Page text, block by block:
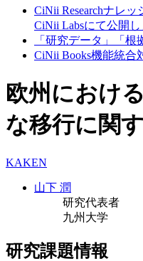
CiNii Researchナレ
CiNii Labsにて公開し
「研究データ」「
CiNii Books機能統合
欧州におけ
な移行に関
KAKEN
山下 潤
研究代表者
九州大学
研究課題情報